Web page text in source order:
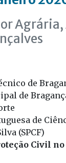
de
de
de
(SPCF)
Civil